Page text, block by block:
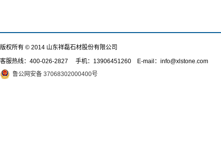
版权所有 © 2014 山东祥磊石材股份有限公司
客服热线： 400-026-2827 手机：13906451260 E-mail：info@xlstone.com
鲁公网安备 37068302000400号